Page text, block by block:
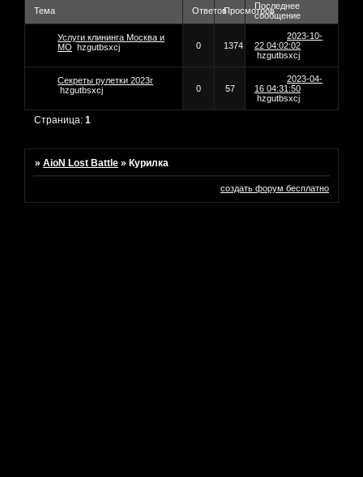
Тема ОтветовПросмотровПоследнее
сообщение
Услуги клининга Москва и
МО
hzgutbsxcj 0 1374
2023-10-
22 04:02:02
hzgutbsxcj
Секреты рулетки 2023г
hzgutbsxcj
0 57
2023-04-
16 04:31:50
hzgutbsxcj
Страница:1
»AioN Lost Battle »Курилка
создать форум бесплатно